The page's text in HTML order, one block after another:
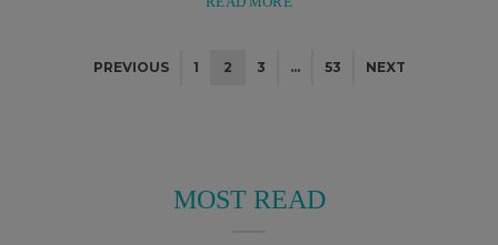
piccoli, configurandosi come autentici strumenti
apprendimento. I laboratori per bambini
PREVIOUS 1 2 3 … 53 NEXT
MOST READ